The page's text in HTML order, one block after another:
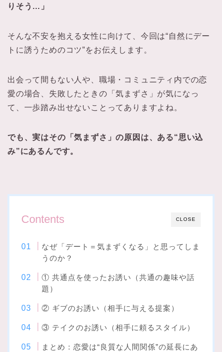
りそう…」
そんな不安を抱える女性に向けて、今回は“自然にデー
トに誘うためのコツ”をお伝えします。
出会って間もない人や、職場・コミュニティ内での恋
愛の場合、失敗したときの「気まずさ」が気になっ
て、一歩踏み出せないことってありますよね。
でも、実はその「気まずさ」の原因は、ある“思い込
み”にあるんです。
CLOSE
Contents
なぜ「デート＝気まずくなる」と思ってしま
うのか？
① 共通点を使ったお誘い（共通の趣味や話
題）
② ギブのお誘い（相手に与える提案）
③ テイクのお誘い（相手に頼るスタイル）
まとめ：恋愛は“良質な人間関係”の延長にあ